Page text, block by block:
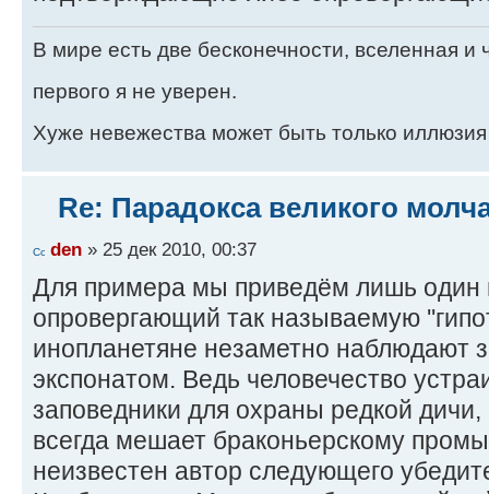
В мире есть две бесконечности, вселенная и
первого я не уверен.
Хуже невежества может быть только
Re: Парадокса великого
den » 25 дек 2010, 00:37
Для примера мы приведём лишь один
опровергающий так называемую
инопланетяне незаметно наблюдают
экспонатом. Ведь человечество
заповедники для охраны редкой
всегда мешает браконьерскому
неизвестен автор следующего